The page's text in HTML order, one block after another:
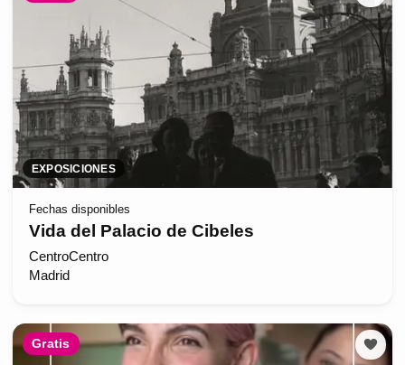
EXPOSICIONES
Fechas disponibles
Vida del Palacio de Cibeles
CentroCentro
Madrid
Gratis